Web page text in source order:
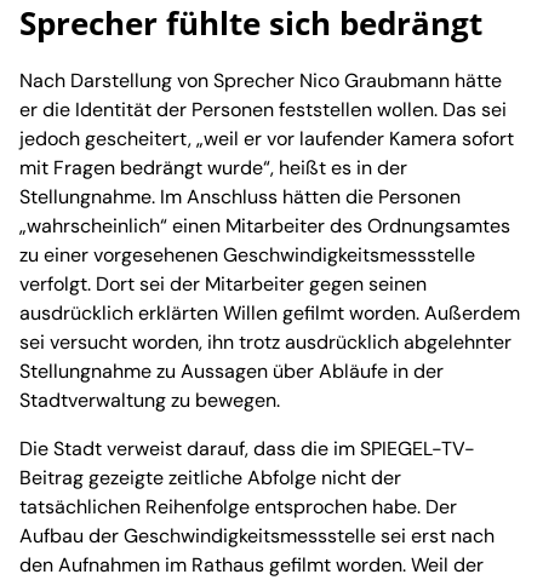
Sprecher fühlte sich bedrängt
Nach Darstellung von Sprecher Nico Graubmann hätte
er die Identität der Personen feststellen wollen. Das sei
jedoch gescheitert, „weil er vor laufender Kamera sofort
mit Fragen bedrängt wurde“, heißt es in der
Stellungnahme. Im Anschluss hätten die Personen
„wahrscheinlich“ einen Mitarbeiter des Ordnungsamtes
zu einer vorgesehenen Geschwindigkeitsmessstelle
verfolgt. Dort sei der Mitarbeiter gegen seinen
ausdrücklich erklärten Willen gefilmt worden. Außerdem
sei versucht worden, ihn trotz ausdrücklich abgelehnter
Stellungnahme zu Aussagen über Abläufe in der
Stadtverwaltung zu bewegen.
Die Stadt verweist darauf, dass die im SPIEGEL-TV-
Beitrag gezeigte zeitliche Abfolge nicht der
tatsächlichen Reihenfolge entsprochen habe. Der
Aufbau der Geschwindigkeitsmessstelle sei erst nach
den Aufnahmen im Rathaus gefilmt worden. Weil der